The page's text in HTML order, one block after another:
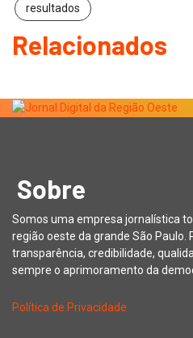
resultados
Relacionados
Sobre
Somos uma empresa jornalística
região oeste da grande São
transparência, credibilidade,
sempre o aprimoramento da
Política de Privacidade